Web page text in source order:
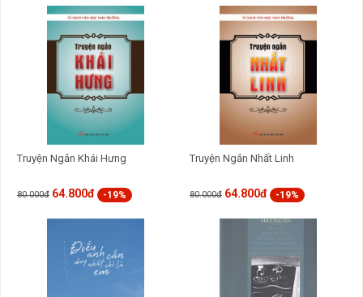
nên mỗi khi thấy bực dọc, chán nản, hay khiến mình bận rộn
hơn hãy thử tìm tớiTô Bình Yên Vẽ Hạnh Phúccùng hộp màu
đã cất lâu trong tủ và... Sao không thể là một đám mây màu tím,
một mái tóc vàng tươi hay một nụ hoa màu xanh biển nhỉ?
Không cần phải đắn đo đâu, bạn cứ thoải mái xóa đi căng
thẳng, xóa đi những gam màu u ám, tự tay mình điểm tô những
màu sắc tươi sáng lấp lánh, đầy ắp hy vọng theo ý thích, tận
hưởng những phút thư giãn thật bình yên không muộn phiền
Truyện Ngắn Khái Hưng
80.000đ 64.800đ -19%
Truyện Ngắn Nhất Linh
80.000đ 64.800đ -19%